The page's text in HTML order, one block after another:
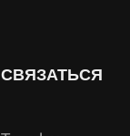
СВЯЗАТЬСЯ